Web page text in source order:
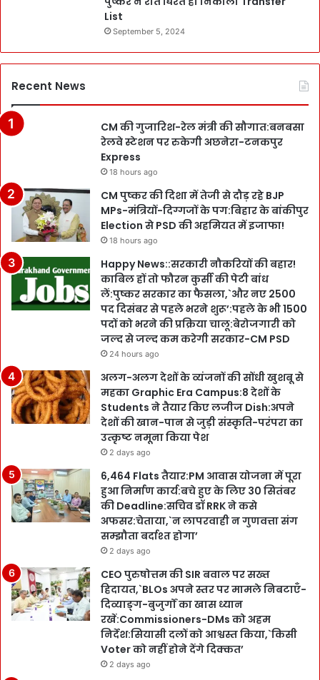
List
September 5, 2024
Recent News
CM की गुजारिश-रेल मंत्री की सौगात:बनबसा
रेलवे स्टेशन पर रुकेगी अछनेरा-टनकपुर
Express
18 hours ago
CM पुष्कर की दिशा में तेजी से दौड़ रहे BJP
MPs-मंत्रियों-दिग्गजों के पग:बिहार के बांकीपुर
Election से PSD की अहमियत में इजाफा!
18 hours ago
Happy News::सरकारी नौकरियों की बहार!
काबिल हों तो फौरन कुर्सी की पेटी बांध
लें:पुष्कर सरकार का फैसला,`और नए 2500
पद दिसंबर से पहले भरने शुरू’:पहले के भी 1500
पदों को भरने की प्रक्रिया चालू:बेरोजगारी को
जल्द से जल्द कम करेगी सरकार-CM PSD
24 hours ago
अलग-अलग देशों के व्यंजनों की सोंधी खुशबू से
महका Graphic Era Campus:8 देशों के
Students ने तैयार किए लजीज Dish:अपने
देशों की खान-पान से जुड़ी संस्कृति-परंपरा का
उत्कृष्ट नमूना किया पेश
2 days ago
6,464 Flats तैयार:PM आवास योजना में पूरा
हुआ निर्माण कार्य:बचे हुए के लिए 30 सितंबर
की Deadline:सचिव डॉ RRK ने कसे
अफसर:चेताया,`न लापरवाही न गुणवत्ता संग
सम्झौता बर्दाश्त होगा’
2 days ago
CEO पुरुषोत्तम की SIR बवाल पर सख्त
हिदायत,`BLOs अपने स्तर पर मामले निबटाएँ-
दिव्याङ्ग-बुजुर्गों का खास ध्यान
रखें:Commissioners-DMs को अहम
निर्देश:सियासी दलों को आश्वस्त किया,`किसी
Voter को नहीं होने देंगे दिक्कत’
2 days ago